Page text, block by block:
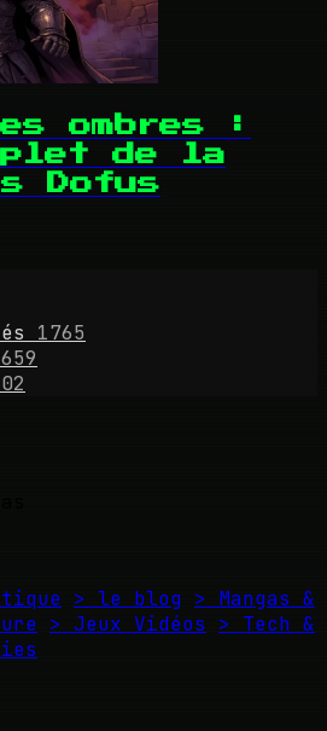
ombres :
de la
Dofus
1765
> le blog > Mangas &
> Jeux Vidéos
> Tech &